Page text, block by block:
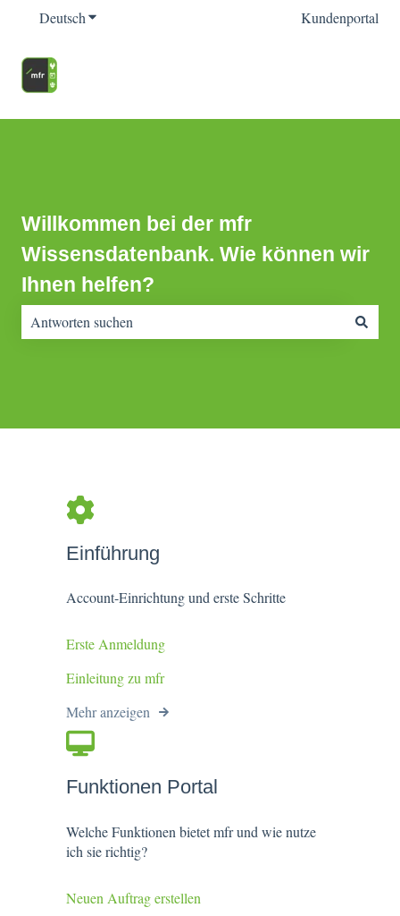
DeutschUntermenü für Übersetzungen anzeigenKundenportal
Willkommen bei der mfr
Wissensdatenbank. Wie können wir
Ihnen helfen?
Einführung
Account-Einrichtung und erste Schritte
Erste Anmeldung
Einleitung zu mfr
Mehr anzeigen
Funktionen Portal
Welche Funktionen bietet mfr und wie nutze
ich sie richtig?
Neuen Auftrag erstellen